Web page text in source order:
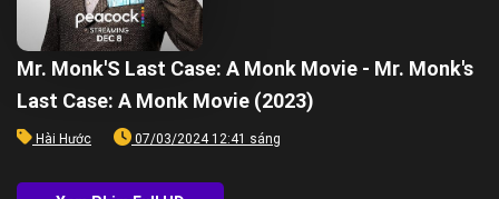
Mr. Monk'S Last Case: A Monk Movie - Mr. Monk's
Last Case: A Monk Movie (2023)
Hài Hước 07/03/2024 12:41 sáng